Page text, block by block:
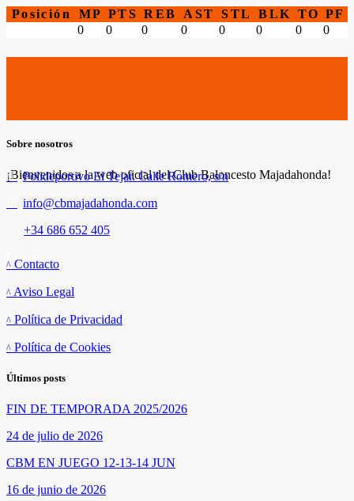
Posición MP PTS REB AST STL BLK TO PF
0
0 0 0 0 0 0 0
Sobre nosotros
¡Bienvenidos a la web oficial del Club Baloncesto Majadahonda!
Polideportivo El Tejar. Calle Romero, s/n
info@cbmajadahonda.com
+34 686 652 405
Contacto
Aviso Legal
Política de Privacidad
Política de Cookies
Últimos posts
FIN DE TEMPORADA 2025/2026
24 de julio de 2026
CBM EN JUEGO 12-13-14 JUN
16 de junio de 2026